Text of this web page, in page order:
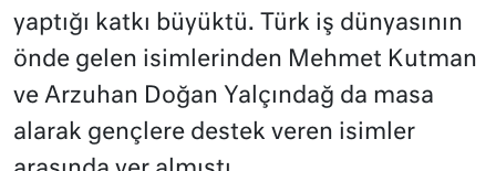
yaptığı katkı büyüktü. Türk iş dünyasının
önde gelen isimlerinden Mehmet Kutman
ve Arzuhan Doğan Yalçındağ da masa
alarak gençlere destek veren isimler